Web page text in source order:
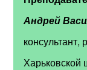
Андрей
консультант,